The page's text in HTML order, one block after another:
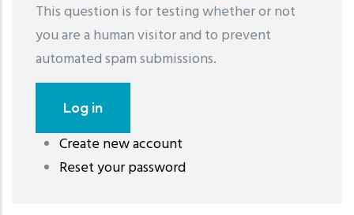
This question is for testing whether or not
you are a human visitor and to prevent
automated spam submissions.
Create new account
Reset your password
레딧 다운로드coloring pages printable
download